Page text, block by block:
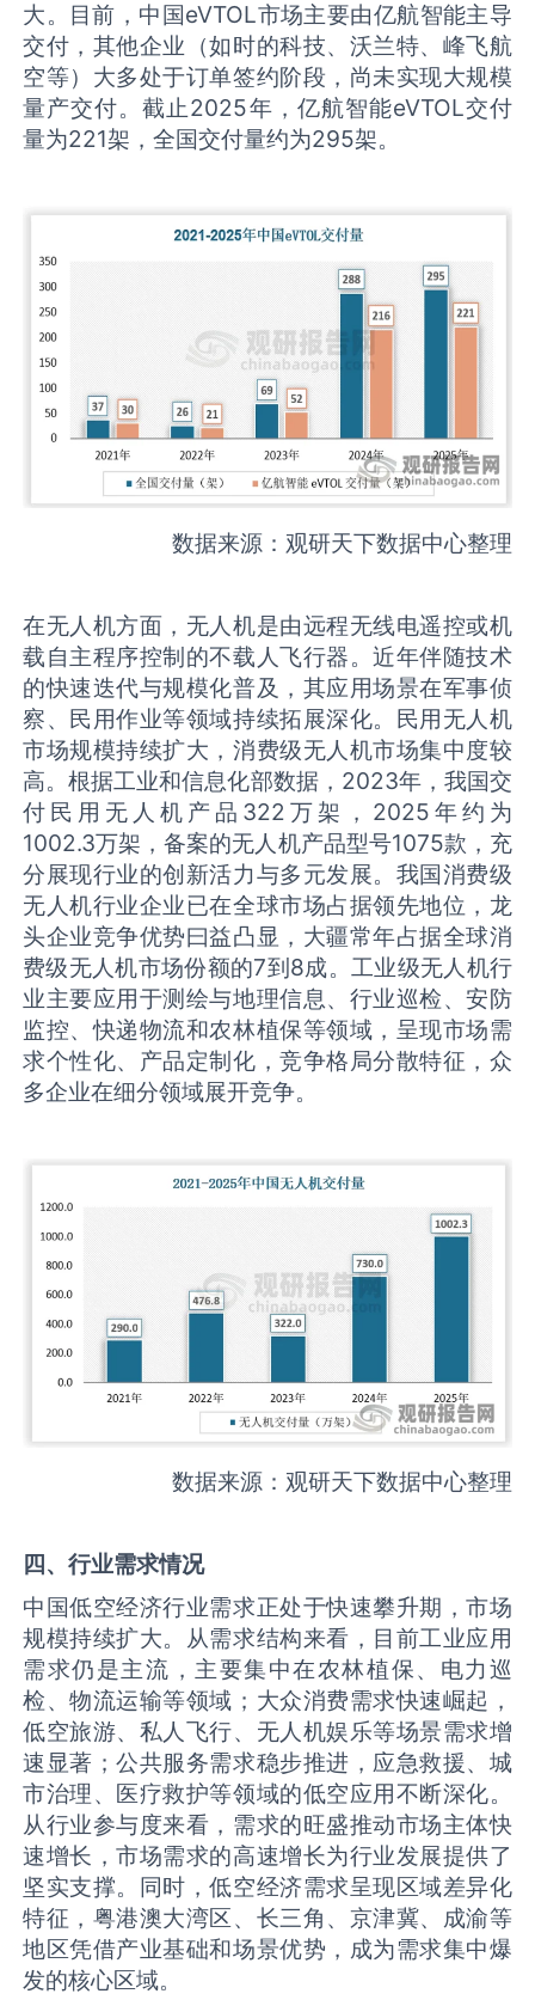
大。目前，中国eVTOL市场主要由亿航智能主导
交付，其他企业（如时的科技、沃兰特、峰飞航
空等）大多处于订单签约阶段，尚未实现大规模
量产交付。截止2025年，亿航智能eVTOL交付
量为221架，全国交付量约为295架。
数据来源：观研天下数据中心整理
在无人机方面，无人机是由远程无线电遥控或机
载自主程序控制的不载人飞行器。近年伴随技术
的快速迭代与规模化普及，其应用场景在军事侦
察、民用作业等领域持续拓展深化。民用无人机
市场规模持续扩大，消费级无人机市场集中度较
高。根据工业和信息化部数据，2023年，我国交
付民用无人机产品322万架，2025年约为
1002.3万架，备案的无人机产品型号1075款，充
分展现行业的创新活力与多元发展。我国消费级
无人机行业企业已在全球市场占据领先地位，龙
头企业竞争优势曰益凸显，大疆常年占据全球消
费级无人机市场份额的7到8成。工业级无人机行
业主要应用于测绘与地理信息、行业巡检、安防
监控、快递物流和农林植保等领域，呈现市场需
求个性化、产品定制化，竞争格局分散特征，众
多企业在细分领域展开竞争。
数据来源：观研天下数据中心整理
四、行业需求情况
中国低空经济行业需求正处于快速攀升期，市场
规模持续扩大。从需求结构来看，目前工业应用
需求仍是主流，主要集中在农林植保、电力巡
检、物流运输等领域；大众消费需求快速崛起，
低空旅游、私人飞行、无人机娱乐等场景需求增
速显著；公共服务需求稳步推进，应急救援、城
市治理、医疗救护等领域的低空应用不断深化。
从行业参与度来看，需求的旺盛推动市场主体快
速增长，市场需求的高速增长为行业发展提供了
坚实支撑。同时，低空经济需求呈现区域差异化
特征，粤港澳大湾区、长三角、京津冀、成渝等
地区凭借产业基础和场景优势，成为需求集中爆
发的核心区域。